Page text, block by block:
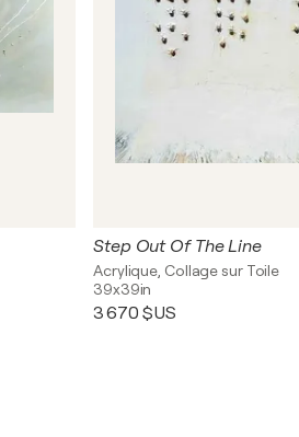
Step Out Of The Line
Acrylique, Collage sur Toile
39x39in
3 670 $US